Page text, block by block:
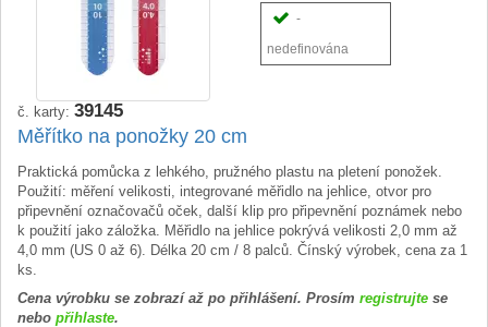
-
nedefinována
č. karty: 39145
Měřítko na ponožky 20 cm
Praktická pomůcka z lehkého, pružného plastu na pletení ponožek.
Použití: měření velikosti, integrované měřidlo na jehlice, otvor pro
připevnění označovačů oček, další klip pro připevnění poznámek nebo
k použití jako záložka. Měřidlo na jehlice pokrývá velikosti 2,0 mm až
4,0 mm (US 0 až 6). Délka 20 cm / 8 palců. Čínský výrobek, cena za 1
ks.
Cena výrobku se zobrazí až po přihlášení. Prosím registrujte se
nebo přihlaste.